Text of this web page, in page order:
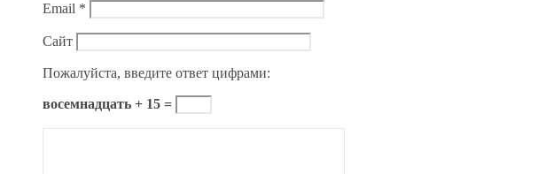
Email *
Сайт
Пожалуйста, введите ответ цифрами:
восемнадцать + 15 =